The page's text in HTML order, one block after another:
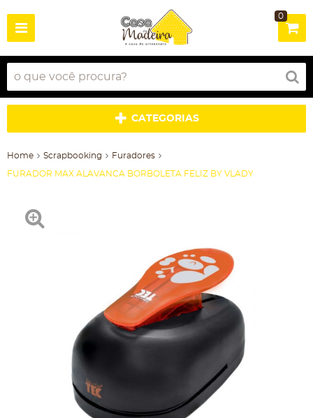
0
CATEGORIAS
Home Scrapbooking Furadores
FURADOR MAX ALAVANCA BORBOLETA FELIZ BY VLADY